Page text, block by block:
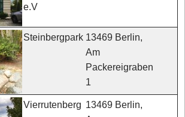
e.V
Steinbergpark 13469 Berlin,
Am
Packereigraben
1
Vierrutenberg 13469 Berlin,